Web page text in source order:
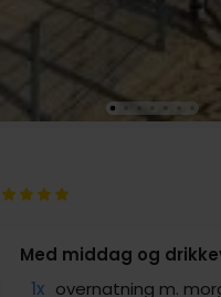
Med middag og
1x overnatning m.